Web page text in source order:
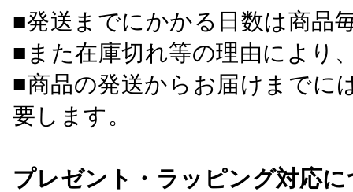
■発送までにかかる日数は商品
■また在庫切れ等の理由により
■商品の発送からお届けまでに
要します。
プレゼント・ラッピング対応